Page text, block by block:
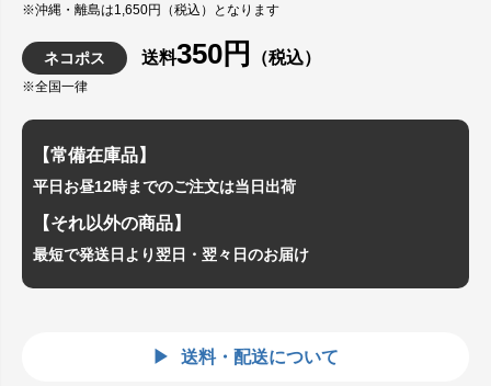
※沖縄・離島は1,650円（税込）となります
ネコポス 送料350円 （税込）
※全国一律
【常備在庫品】
平日お昼12時までのご注文は当日出荷
【それ以外の商品】
最短で発送日より翌日・翌々日のお届け
送料・配送について